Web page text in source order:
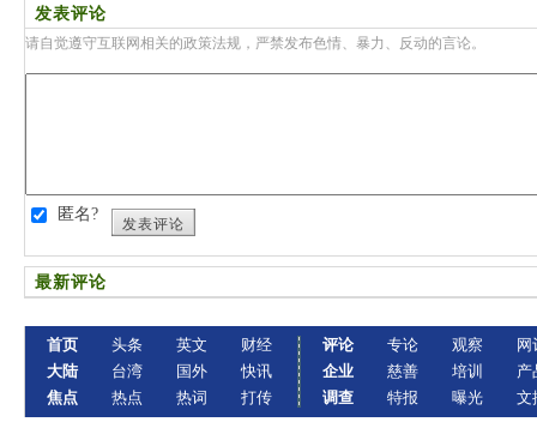
发表评论
请自觉遵守互联网相关的政策法规，严禁发布色情、暴力、反动的言论。
匿名?
发表评论
最新评论
首页
大陆
焦点
头条
台湾
热点
英文
国外
热词
财经
快讯
打传
评论
企业
调查
专论
慈善
特报
观察
培训
曝光
网
产
文